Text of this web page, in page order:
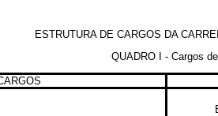
ESTRUTURA DE CARGOS DA
QUADRO I - Cargos